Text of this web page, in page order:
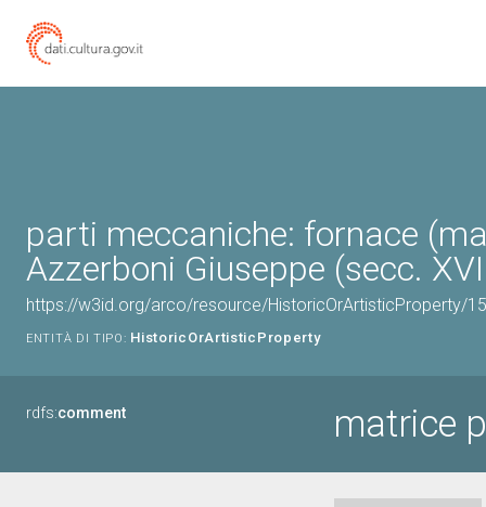
parti meccaniche: fornace
Azzerboni Giuseppe (secc.
https://w3id.org/arco/resource/HistoricOrArtisticProperty/
ENTITÀ DI TIPO: HistoricOrArtisticProperty
rdfs:comment matrice